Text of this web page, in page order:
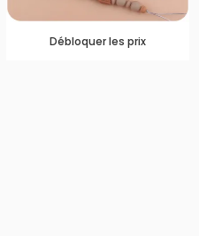
Débloquer les prix